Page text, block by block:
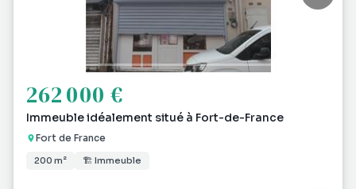
262 000 €
Immeuble idéalement situé à Fort-de-France
Fort de France
200 m² 🏗 Immeuble